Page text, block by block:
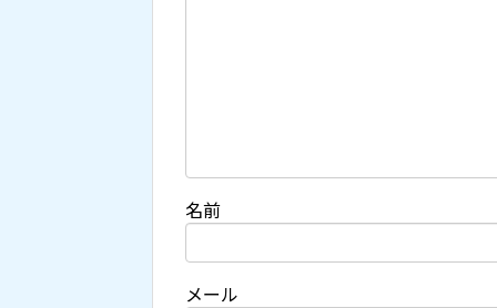
名前
メール